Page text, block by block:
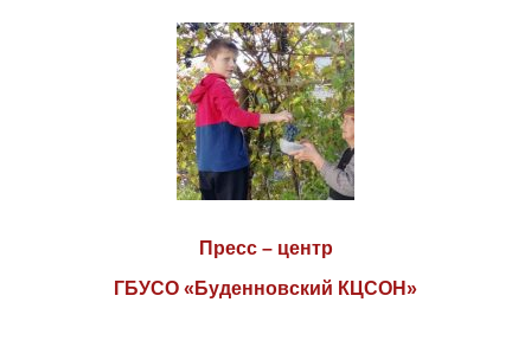
Пресс – центр
ГБУСО «Буденновский КЦСОН»